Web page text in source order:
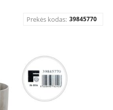
Prekės kodas: 39845770